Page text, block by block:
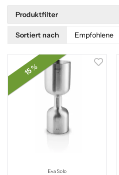
Weinkaraffe einschenken möchten.
Produktfilter
Sortiert nach
15 %
Eva Solo